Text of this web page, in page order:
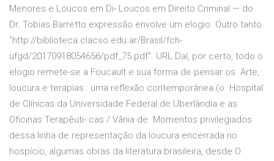
Menores e Loucos em Di- Loucos em Direito Criminal — do
Dr. Tobias Barretto expressão envolve um elogio. Outro tanto
"http://biblioteca.clacso.edu.ar/Brasil/fch-
ufgd/20170918054656/pdf_75.pdf". URL Daí, por certo, todo o
elogio remete-se a Foucault e sua forma de pensar os Arte,
loucura e terapias : uma reflexão contemporânea (o. Hospital
de Clínicas da Universidade Federal de Uberlândia e as
Oficinas Terapêuti- cas / Vânia de Momentos privilegiados
dessa linha de representação da loucura encerrada no
hospício, algumas obras da literatura brasileira, desde O